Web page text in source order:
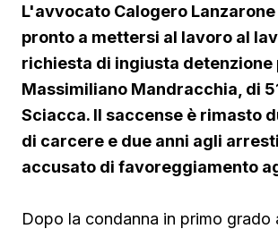
L'avvocato Calogero
pronto a mettersi al lavoro al
richiesta di ingiusta detenzione
Massimiliano Mandracchia, di
Sciacca. Il saccense è rimasto
di carcere e due anni agli
accusato di favoreggiamento
Dopo la condanna in primo grado